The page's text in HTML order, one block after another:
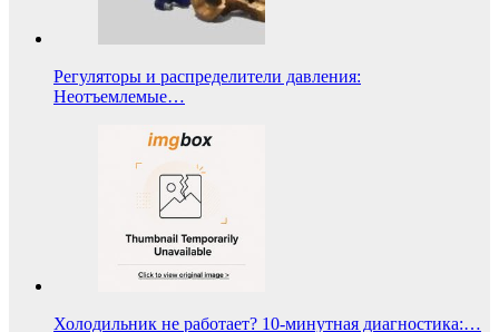
Регуляторы и распределители давления:
Неотъемлемые…
Холодильник не работает? 10-минутная диагностика:…